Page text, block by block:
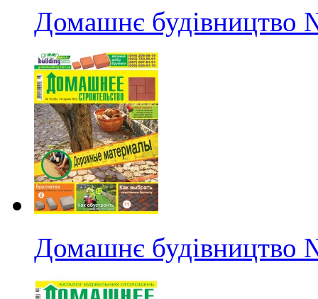
Домашнє будівництво
Домашнє будівництво